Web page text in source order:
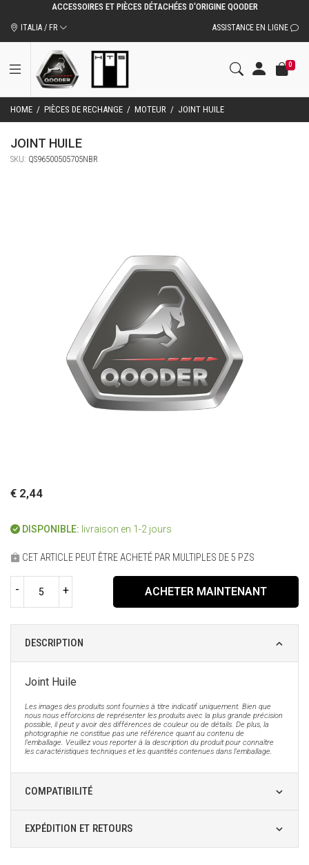
ACCESSOIRES ET PIÈCES DÉTACHÉES D'ORIGINE QOODER
ITALIA / FR ASSISTANCE EN LIGNE
0
HOME / PIÈCES DE RECHANGE / MOTEUR / JOINT HUILE
JOINT HUILE
SKU: QS96500505705NBR
€ 2,44
DISPONIBLE: livraison en 1-2 jours
CET ARTICLE PEUT ÊTRE ACHETÉ PAR MULTIPLES DE 5 PZS
- + ACHETER MAINTENANT
DESCRIPTION
Joint Huile
Les images des produits sont fournies à titre indicatif uniquement. Bien que
nous nous efforcions de représenter les produits avec la plus grande précision
possible, il peut y avoir des différences de couleur ou de détails. De plus, la
photographie ne constitue pas une référence quant au contenu de
l'emballage. Veuillez vous reporter à la description du produit pour connaître
les caractéristiques techniques et les quantités contenues dans l'emballage.
COMPATIBILITÉ
EXPÉDITION ET RETOURS